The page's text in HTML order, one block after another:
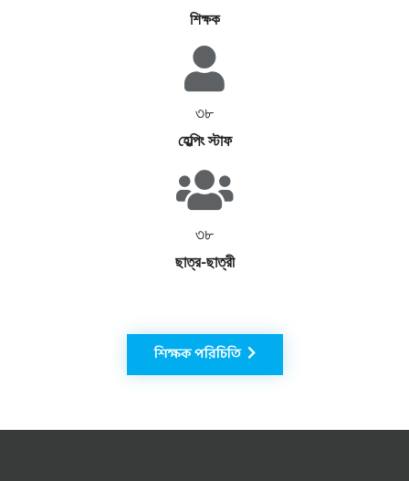
শিক্ষক
৩৮
হেল্পিং স্টাফ
৩৮
ছাত্র-ছাত্রী
শিক্ষক পরিচিতি